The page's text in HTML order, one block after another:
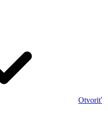
Otvoriť